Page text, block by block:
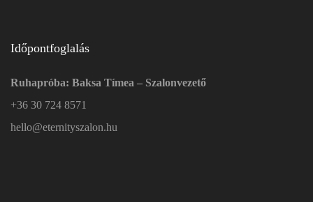
Időpontfoglalás
Ruhapróba: Baksa Tímea – Szalonvezető
+36 30 724 8571
hello@eternityszalon.hu